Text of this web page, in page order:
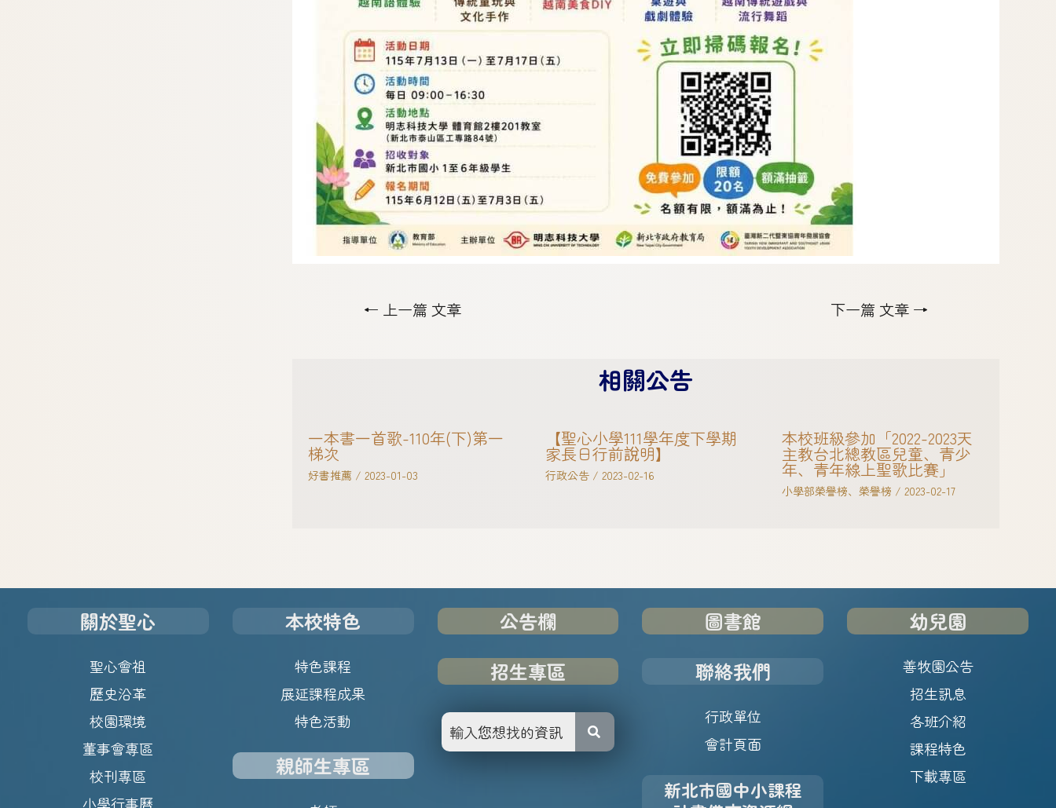
← 上一篇 文章 下一篇 文章 →
相關公告
一本書一首歌-110年(下)第一
梯次
好書推薦 / 2023-01-03
【聖心小學111學年度下學期
家長日行前說明】
行政公告/ 2023-02-16
本校班級參加「2022-2023天
主教台北總教區兒童、青少
年、青年線上聖歌比賽」
小學部榮譽榜、榮譽榜 /2023-02-17
關於聖心
聖心會祖
歷史沿革
校園環境
董事會專區
校刊專區
小學行事曆
本校特色
特色課程
展延課程成果
特色活動
親師生專區
公告欄
招生專區
圖書館
聯絡我們
行政單位
會計頁面
新北市國中小課程
幼兒園
善牧園公告
招生訊息
各班介紹
課程特色
下載專區